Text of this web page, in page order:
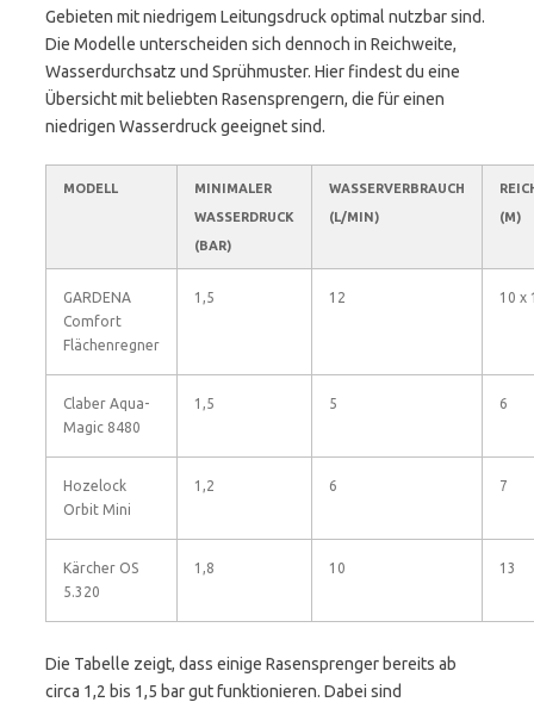
Gebieten mit niedrigem Leitungsdruck optimal nutzbar sind.
Die Modelle unterscheiden sich dennoch in Reichweite,
Wasserdurchsatz und Sprühmuster. Hier findest du eine
Übersicht mit beliebten Rasensprengern, die für einen
niedrigen Wasserdruck geeignet sind.
MODELL
MINIMALER
WASSERDRUCK
(BAR)
WASSERVERBRAUCH
(L/MIN)
(M)
GARDENA
Comfort
Flächenregner
1,5 12 10 x
Claber Aqua-
Magic 8480
1,5 5 6
Hozelock
Orbit Mini
1,2 6 7
Kärcher OS
5.320
1,8 10 13
Die Tabelle zeigt, dass einige Rasensprenger bereits ab
circa 1,2 bis 1,5 bar gut funktionieren. Dabei sind